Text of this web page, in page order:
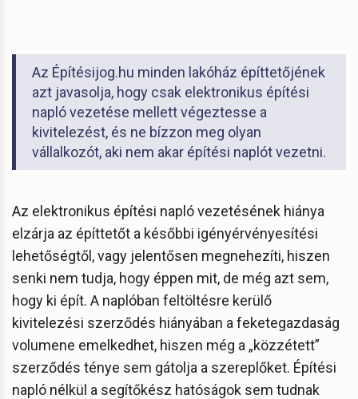
Az Építésijog.hu minden lakóház építtetőjének
azt javasolja, hogy csak elektronikus építési
napló vezetése mellett végeztesse a
kivitelezést, és ne bízzon meg olyan
vállalkozót, aki nem akar építési naplót vezetni.
Az elektronikus építési napló vezetésének hiánya
elzárja az építtetőt a későbbi igényérvényesítési
lehetőségtől, vagy jelentősen megnehezíti, hiszen
senki nem tudja, hogy éppen mit, de még azt sem,
hogy ki épít. A naplóban feltöltésre kerülő
kivitelezési szerződés hiányában a feketegazdaság
volumene emelkedhet, hiszen még a „közzétett”
szerződés ténye sem gátolja a szereplőket. Építési
napló nélkül a segítőkész hatóságok sem tudnak